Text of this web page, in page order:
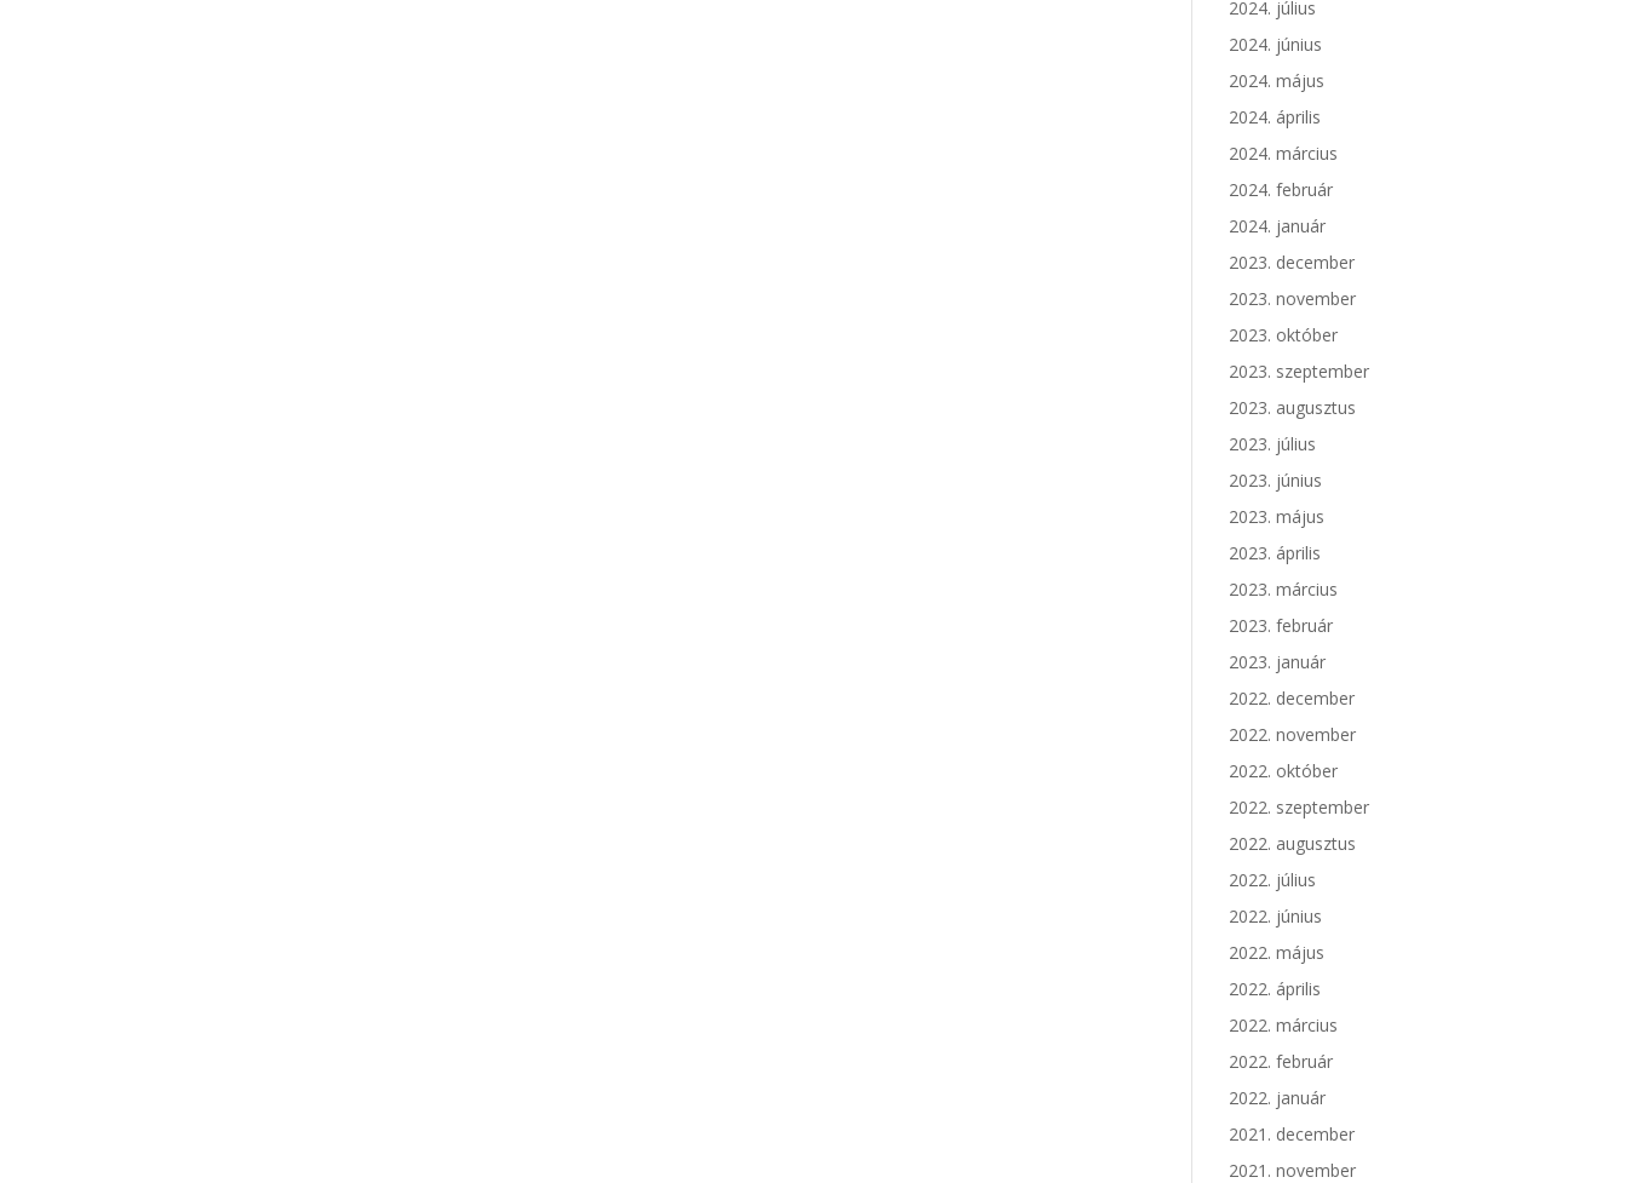
2024. július
2024. június
2024. május
2024. április
2024. március
2024. február
2024. január
2023. december
2023. november
2023. október
2023. szeptember
2023. augusztus
2023. július
2023. június
2023. május
2023. április
2023. március
2023. február
2023. január
2022. december
2022. november
2022. október
2022. szeptember
2022. augusztus
2022. július
2022. június
2022. május
2022. április
2022. március
2022. február
2022. január
2021. december
2021. november